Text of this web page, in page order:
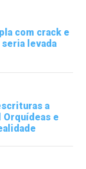
com crack e
seria levada
a
Orquídeas e